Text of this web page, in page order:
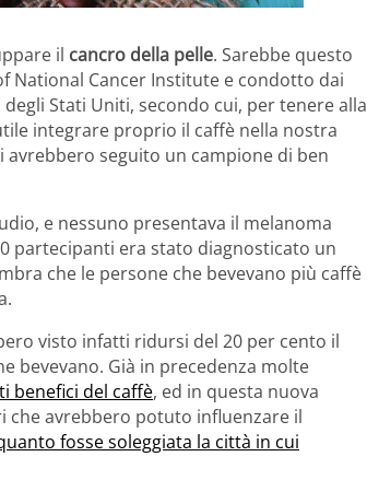
il cancro della pelle. Sarebbe questo
National Cancer Institute e condotto dai
Stati Uniti, secondo cui, per tenere alla
integrare proprio il caffè nella nostra
avrebbero seguito un campione di ben
e nessuno presentava il melanoma
partecipanti era stato diagnosticato un
che le persone che bevevano più caffè
visto infatti ridursi del 20 per cento il
bevevano. Già in precedenza molte
benefici del caffè, ed in questa nuova
avrebbero potuto influenzare il
fosse soleggiata la città in cui